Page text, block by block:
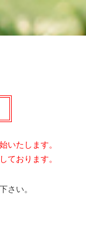
いたします。
ております。
さい。